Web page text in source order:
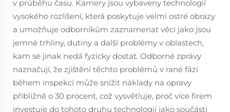
v průběhu času. Kamery jsou vybaveny technologií
vysokého rozlišení, která poskytuje velmi ostré obrazy
a umožňuje odborníkům zaznamenat věci jako jsou
jemné trhliny, dutiny a další problémy v oblastech,
kam se jinak nedá fyzicky dostat. Odborné zprávy
naznačují, že zjištění těchto problémů v rané fázi
během inspekcí může snížit náklady na opravy
přibližně o 30 procent, což vysvětluje, proč více firem
investuje do tohoto druhu technologií jako součásti